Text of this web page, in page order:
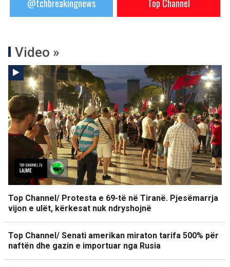
@tchbreakingnews Top Channel
Video »
Top Channel/ Protesta e 69-të në Tiranë. Pjesëmarrja
vijon e ulët, kërkesat nuk ndryshojnë
Top Channel/ Senati amerikan miraton tarifa 500% për
naftën dhe gazin e importuar nga Rusia